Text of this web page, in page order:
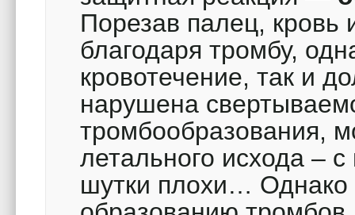
Порезав палец, кровь
благодаря тромбу,
кровотечение, так и
нарушена
тромбообразования,
летального исхода –
шутки плохи… Однако